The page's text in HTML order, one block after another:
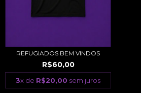
REFUGIADOS BEM VINDOS
R$60,00
3x de R$20,00 sem juros